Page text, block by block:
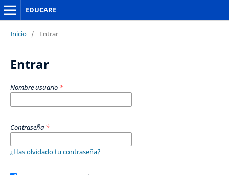
EDUCARE
Inicio / Entrar
Entrar
Nombre usuario *
Contraseña *
¿Has olvidado tu contraseña?